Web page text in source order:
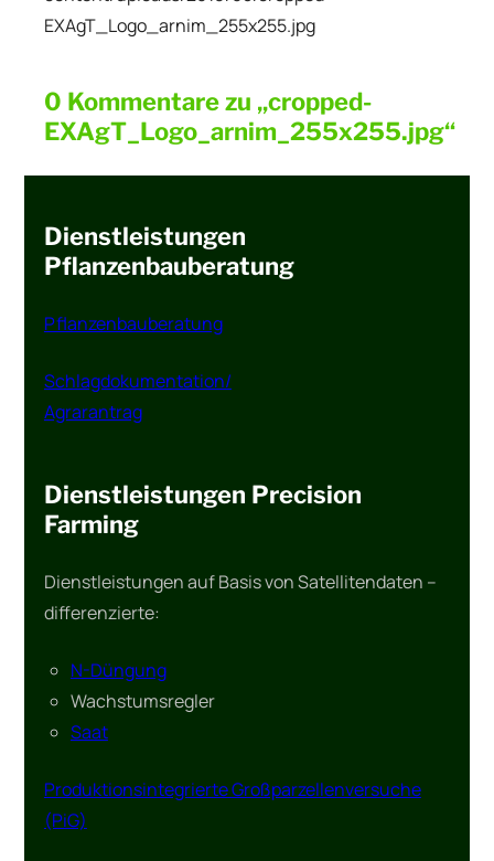
EXAgT_Logo_arnim_255x255.jpg
0 Kommentare zu „cropped-
EXAgT_Logo_arnim_255x255.jpg“
Dienstleistungen
Pflanzenbauberatung
Pflanzenbauberatung
Schlagdokumentation/
Agrarantrag
Dienstleistungen Precision
Farming
Dienstleistungen auf Basis von Satellitendaten –
differenzierte:
N-Düngung
Wachstumsregler
Saat
Produktionsintegrierte Großparzellenversuche
(PiG)